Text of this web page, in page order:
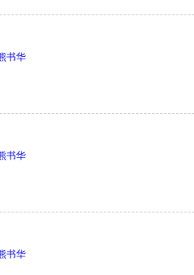
书华
书华
书华